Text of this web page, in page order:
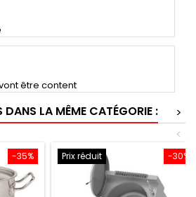
être content
DANS LA MÊME CATÉGORIE :
>
<
-35% -30%
Prix réduit